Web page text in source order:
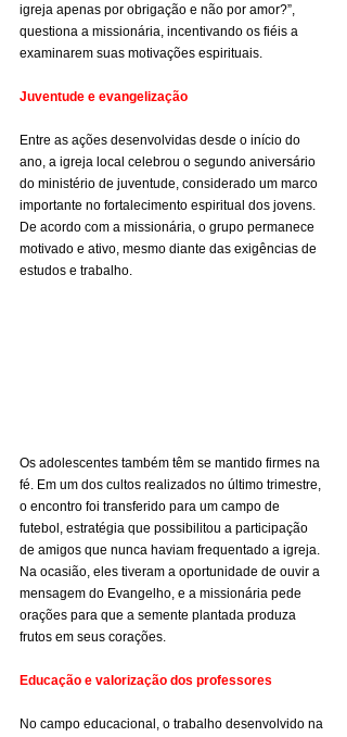
igreja apenas por obrigação e não por amor?”,
questiona a missionária, incentivando os fiéis a
examinarem suas motivações espirituais.
Juventude e evangelização
Entre as ações desenvolvidas desde o início do
ano, a igreja local celebrou o segundo aniversário
do ministério de juventude, considerado um marco
importante no fortalecimento espiritual dos jovens.
De acordo com a missionária, o grupo permanece
motivado e ativo, mesmo diante das exigências de
estudos e trabalho.
Os adolescentes também têm se mantido firmes na
fé. Em um dos cultos realizados no último trimestre,
o encontro foi transferido para um campo de
futebol, estratégia que possibilitou a participação
de amigos que nunca haviam frequentado a igreja.
Na ocasião, eles tiveram a oportunidade de ouvir a
mensagem do Evangelho, e a missionária pede
orações para que a semente plantada produza
frutos em seus corações.
Educação e valorização dos professores
No campo educacional, o trabalho desenvolvido na